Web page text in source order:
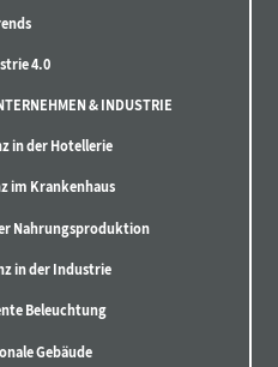
4.0
& INDUSTRIE
in der Hotellerie
im Krankenhaus
Nahrungsproduktion
in der Industrie
Beleuchtung
Gebäude